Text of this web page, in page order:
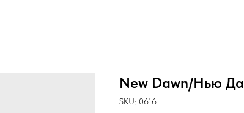
New Dawn/Нью
SKU: 0616